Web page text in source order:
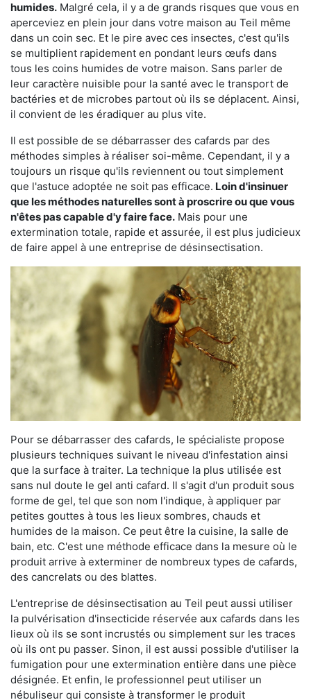
humides. Malgré cela, il y a de grands risques que vous en
aperceviez en plein jour dans votre maison au Teil même
dans un coin sec. Et le pire avec ces insectes, c'est qu'ils
se multiplient rapidement en pondant leurs œufs dans
tous les coins humides de votre maison. Sans parler de
leur caractère nuisible pour la santé avec le transport de
bactéries et de microbes partout où ils se déplacent. Ainsi,
il convient de les éradiquer au plus vite.
Il est possible de se débarrasser des cafards par des
méthodes simples à réaliser soi-même. Cependant, il y a
toujours un risque qu'ils reviennent ou tout simplement
que l'astuce adoptée ne soit pas efficace. Loin d'insinuer
que les méthodes naturelles sont à proscrire ou que vous
n'êtes pas capable d'y faire face. Mais pour une
extermination totale, rapide et assurée, il est plus judicieux
de faire appel à une entreprise de désinsectisation.
Pour se débarrasser des cafards, le spécialiste propose
plusieurs techniques suivant le niveau d'infestation ainsi
que la surface à traiter. La technique la plus utilisée est
sans nul doute le gel anti cafard. Il s'agit d'un produit sous
forme de gel, tel que son nom l'indique, à appliquer par
petites gouttes à tous les lieux sombres, chauds et
humides de la maison. Ce peut être la cuisine, la salle de
bain, etc. C'est une méthode efficace dans la mesure où le
produit arrive à exterminer de nombreux types de cafards,
des cancrelats ou des blattes.
L'entreprise de désinsectisation au Teil peut aussi utiliser
la pulvérisation d'insecticide réservée aux cafards dans les
lieux où ils se sont incrustés ou simplement sur les traces
où ils ont pu passer. Sinon, il est aussi possible d'utiliser la
fumigation pour une extermination entière dans une pièce
désignée. Et enfin, le professionnel peut utiliser un
nébuliseur qui consiste à transformer le produit